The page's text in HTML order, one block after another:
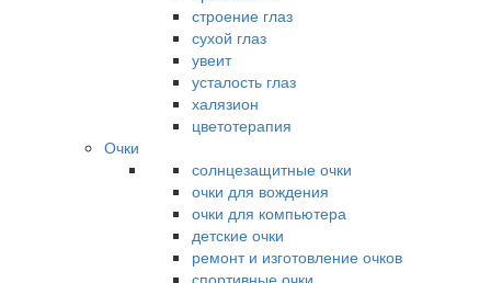
строение глаз
сухой глаз
увеит
усталость глаз
халязион
цветотерапия
Очки
солнцезащитные очки
очки для вождения
очки для компьютера
детские очки
ремонт и изготовление очков